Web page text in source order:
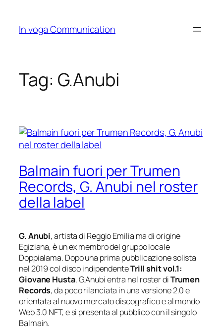
content
In voga Communication
Tag: G.Anubi
Balmain fuori per Trumen
Records, G. Anubi nel roster
della label
G. Anubi, artista di Reggio Emilia ma di origine
Egiziana, è un ex membro del gruppo locale
Doppialama. Dopo una prima pubblicazione solista
nel 2019 col disco indipendenteTrill shit vol.1:
Giovane Husta, G.Anubi entra nel roster diTrumen
Records, da poco rilanciata in una versione 2.0 e
orientata al nuovo mercato discografico e al mondo
Web 3.0 NFT, e si presenta al pubblico con il singolo
Balmain.